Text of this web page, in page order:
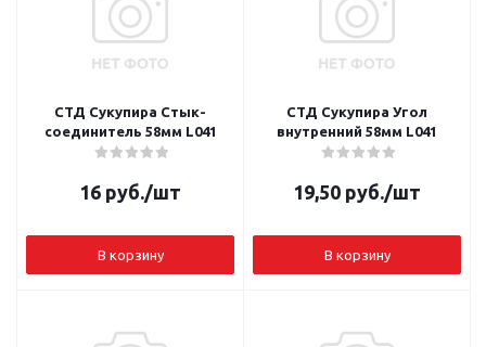
СТД Сукупира Стык-
соединитель 58мм L041
16 руб./шт
В корзину
СТД Сукупира Угол
внутренний 58мм L041
19,50 руб./шт
В корзину